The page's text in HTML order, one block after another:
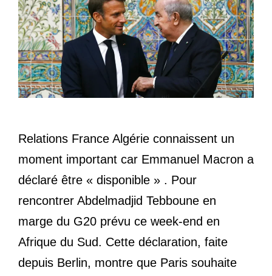
Relations France Algérie connaissent un
moment important car Emmanuel Macron a
déclaré être « disponible » . Pour
rencontrer Abdelmadjid Tebboune en
marge du G20 prévu ce week-end en
Afrique du Sud. Cette déclaration, faite
depuis Berlin, montre que Paris souhaite